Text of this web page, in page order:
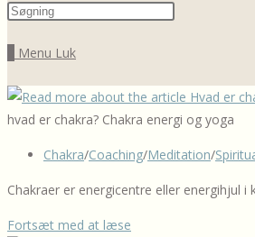
website
Press
the
search
Menu Luk
hvad er chakra? Chakra energi og yoga
Post
Chakra/Coaching/Meditation/
Chakraer er energicentre eller energihjul
Fortsæt med at læse